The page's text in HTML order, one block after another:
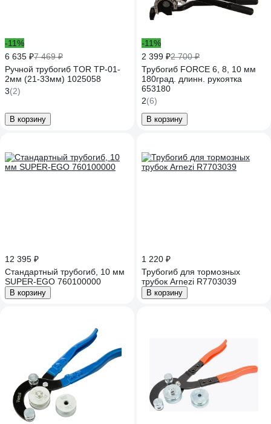
-11%
6 635 ₽7 469 ₽
Ручной трубогиб TOR ТР-01-
2мм (21-33мм) 1025058
3(2)
В корзину
-11%
2 399 ₽2 700 ₽
Трубогиб FORCE 6, 8, 10 мм
180град. длинн. рукоятка
653180
2(6)
В корзину
12 395 ₽
Стандартный трубогиб, 10 мм
SUPER-EGO 760100000
В корзину
1 220 ₽
Трубогиб для тормозных
трубок Arnezi R7703039
В корзину